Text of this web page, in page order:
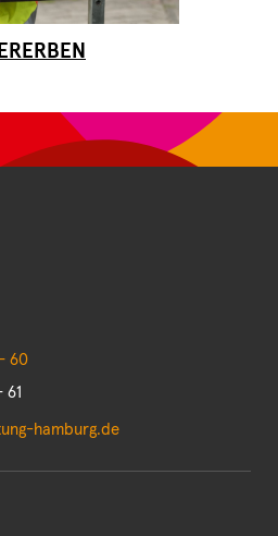
60
61
hamburg.de